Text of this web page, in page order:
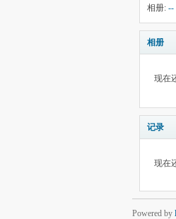
相册: --
相册
现在
记录
现在
Powered by